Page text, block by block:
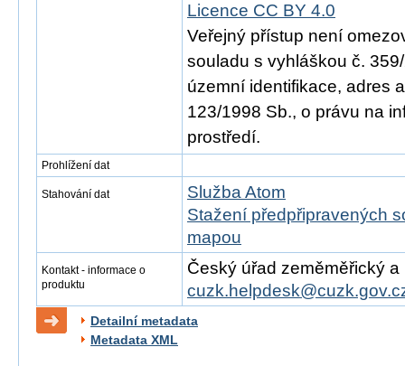
Licence CC BY 4.0
Veřejný přístup není
souladu s vyhláškou č.
územní identifikace, adres
123/1998 Sb., o právu na
prostředí.
Prohlížení dat
Stahování dat
Služba Atom
Stažení předpřipravených
mapou
Kontakt - informace o
produktu
Český úřad zeměměřický
Detailní metadata
Metadata XML